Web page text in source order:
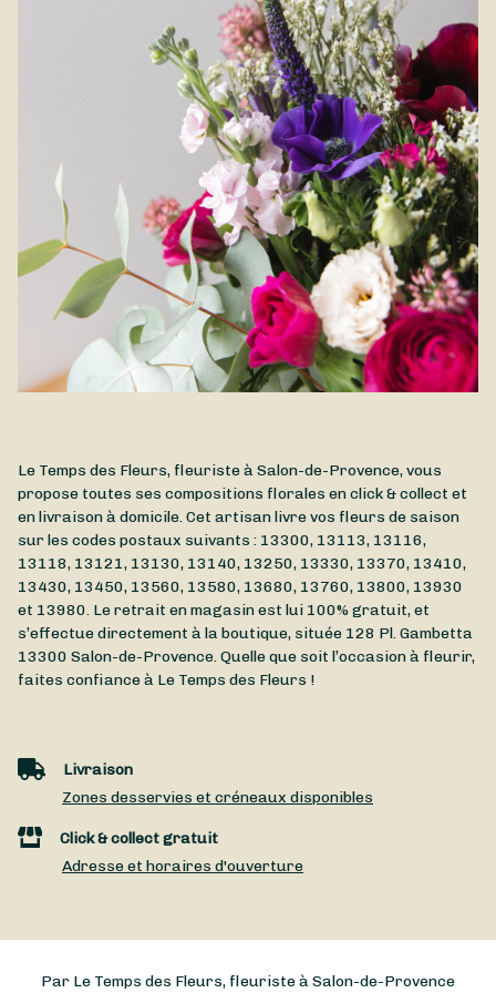
Le Temps des Fleurs, fleuriste à Salon-de-Provence, vous
propose toutes ses compositions florales en click & collect et
en livraison à domicile. Cet artisan livre vos fleurs de saison
sur les codes postaux suivants : 13300, 13113, 13116,
13118, 13121, 13130, 13140, 13250, 13330, 13370, 13410,
13430, 13450, 13560, 13580, 13680, 13760, 13800, 13930
et 13980. Le retrait en magasin est lui 100% gratuit, et
s’effectue directement à la boutique, située 128 Pl. Gambetta
13300 Salon-de-Provence. Quelle que soit l’occasion à fleurir,
faites confiance à Le Temps des Fleurs !
Livraison
Zones desservies et créneaux disponibles
Click & collect gratuit
Adresse et horaires d'ouverture
Par Le Temps des Fleurs, fleuriste à Salon-de-Provence